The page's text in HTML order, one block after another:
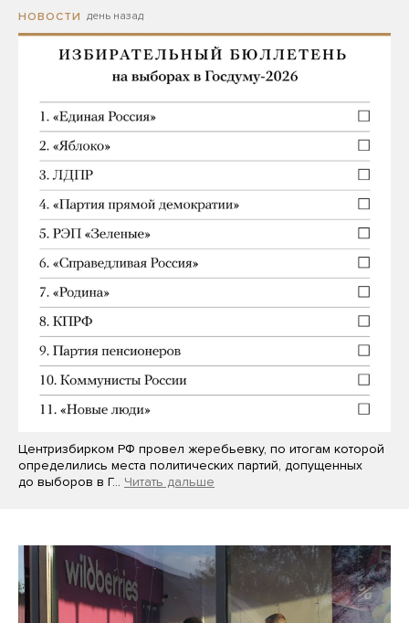
НОВОСТИ день назад
Центризбирком РФ провел жеребьевку, по итогам которой
определились места политических партий, допущенных
до выборов в Г… Читать дальше